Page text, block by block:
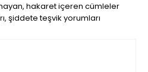
hakaret içeren cümleler
şiddete teşvik yorumları